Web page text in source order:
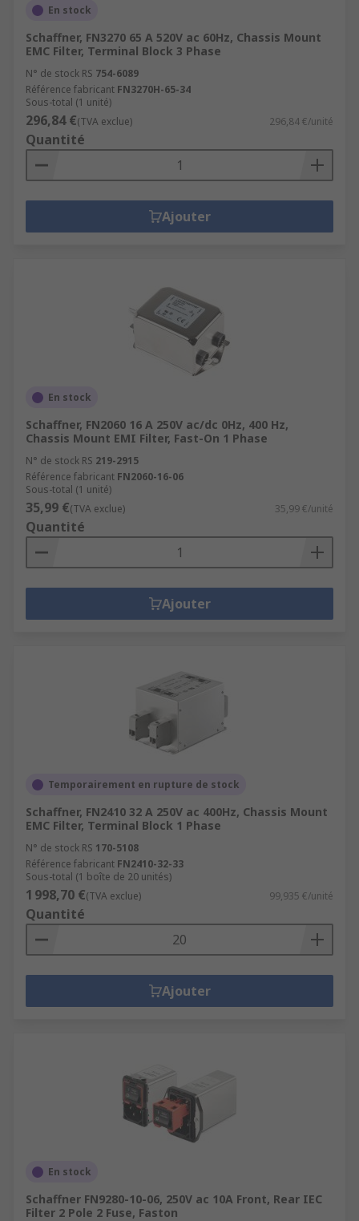
En stock
Schaffner, FN3270 65 A 520V ac 60Hz, Chassis Mount
EMC Filter, Terminal Block 3 Phase
N° de stock RS 754-6089
Référence fabricant FN3270H-65-34
Sous-total (1 unité)
296,84 €(TVA exclue) 296,84 €/unité
Quantité
Ajouter
En stock
Schaffner, FN2060 16 A 250V ac/dc 0Hz, 400 Hz,
Chassis Mount EMI Filter, Fast-On 1 Phase
N° de stock RS 219-2915
Référence fabricant FN2060-16-06
Sous-total (1 unité)
35,99 €(TVA exclue) 35,99 €/unité
Quantité
Ajouter
Temporairement en rupture de stock
Schaffner, FN2410 32 A 250V ac 400Hz, Chassis Mount
EMC Filter, Terminal Block 1 Phase
N° de stock RS 170-5108
Référence fabricant FN2410-32-33
Sous-total (1 boîte de 20 unités)
1 998,70 €(TVA exclue) 99,935 €/unité
Quantité
Ajouter
En stock
Schaffner FN9280-10-06, 250V ac 10A Front, Rear IEC
Filter 2 Pole 2 Fuse, Faston